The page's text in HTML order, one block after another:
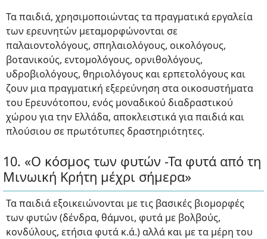
Τα παιδιά, χρησιμοποιώντας τα πραγματικά εργαλεία
των ερευνητών μεταμορφώνονται σε
παλαιοντολόγους, σπηλαιολόγους, οικολόγους,
βοτανικούς, εντομολόγους, ορνιθολόγους,
υδροβιολόγους, θηριολόγους και ερπετολόγους και
ζουν μια πραγματική εξερεύνηση στα οικοσυστήματα
του Ερευνότοπου, ενός μοναδικού διαδραστικού
χώρου για την Ελλάδα, αποκλειστικά για παιδιά και
πλούσιου σε πρωτότυπες δραστηριότητες.
10. «Ο κόσμος των φυτών -Τα φυτά από τη
Μινωική Κρήτη μέχρι σήμερα»
Τα παιδιά εξοικειώνονται με τις βασικές βιομορφές
των φυτών (δένδρα, θάμνοι, φυτά με βολβούς,
κονδύλους, ετήσια φυτά κ.ά.) αλλά και με τα μέρη του